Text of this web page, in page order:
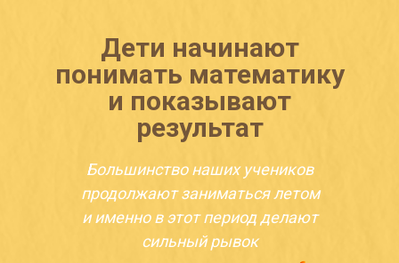
Дети начинают
понимать математику
и показывают
результат
Большинство наших учеников
продолжают заниматься летом
и именно в этот период делают
сильный рывок